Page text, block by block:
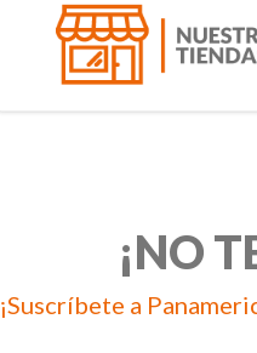
¡NO
¡Suscríbete a